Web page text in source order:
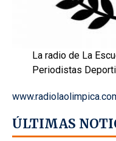
La radio de La
Periodistas
ÚLTIMAS